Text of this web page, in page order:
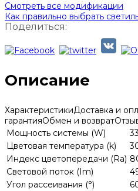
Смотреть все модификации
Как правильно выбрать
Поделиться:
Описание
ХарактеристикиДоставка и
гарантияОбмен и возврат
Мощность системы (W)
Цветовая температура (k)
Индекс цветопередачи (Ra)
Световой поток (Im)
Угол рассеивания (°)